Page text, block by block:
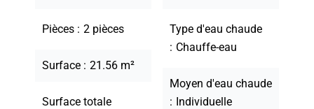
Pièces 2 pièces
Surface 21.56 m²
Surface totale
Type d'eau chaude
Chauffe-eau
Moyen d'eau chaude
Individuelle